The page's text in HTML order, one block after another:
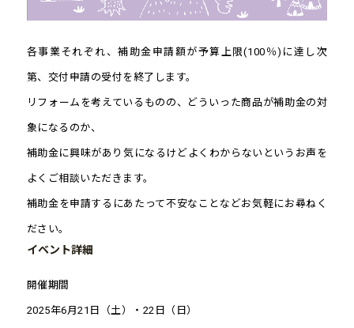
各事業それぞれ、補助金申請額が予算上限(100％)に達し次
第、交付申請の受付を終了します。
リフォームを考えているものの、どういった商品が補助金の対
象になるのか、
補助金に興味があり気になるけどよくわからないというお声を
よくご相談いただきます。
補助金を申請するにあたって不安なことなどお気軽にお尋ねく
ださい。
イベント詳細
開催期間
2025年6月21日（土）・22日（日）